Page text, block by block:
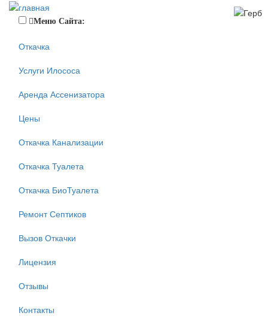
Меню Сайта:
Откачка
Услуги Илососа
Аренда Ассенизатора
Цены
Откачка Канализации
Откачка Туалета
Откачка БиоТуалета
Ремонт Септиков
Вызов Откачки
Лицензия
Отзывы
Контакты